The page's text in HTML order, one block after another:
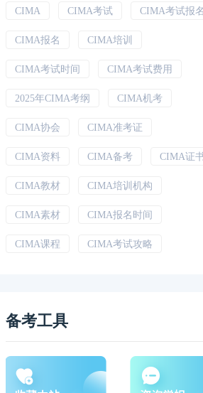
CIMA CIMA考试 CIMA考试报
CIMA报名 CIMA培训
CIMA考试时间 CIMA考试费用
2025年CIMA考纲 CIMA机考
CIMA协会 CIMA准考证
CIMA资料 CIMA备考 CIMA证
CIMA教材 CIMA培训机构
CIMA素材 CIMA报名时间
CIMA课程 CIMA考试攻略
备考工具